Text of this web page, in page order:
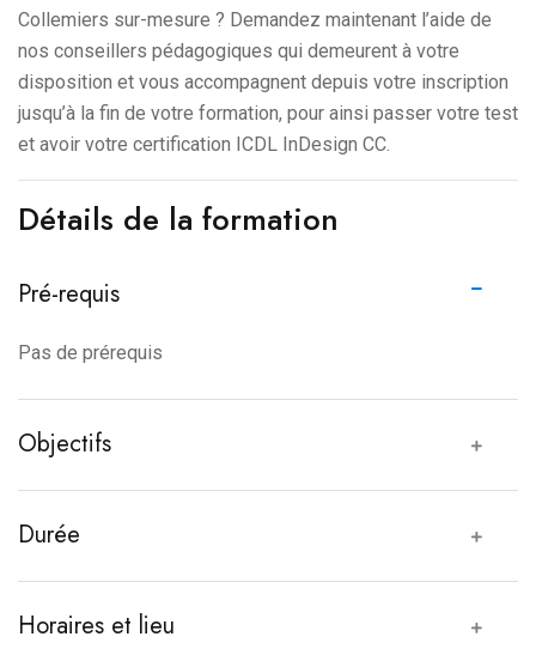
Collemiers sur-mesure ? Demandez maintenant l’aide de
nos conseillers pédagogiques qui demeurent à votre
disposition et vous accompagnent depuis votre inscription
jusqu’à la fin de votre formation, pour ainsi passer votre test
et avoir votre certification ICDL InDesign CC.
Détails de la formation
Pré-requis
Pas de prérequis
Objectifs
Durée
Horaires et lieu